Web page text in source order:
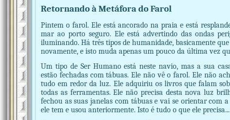
Retornando à Metáfora do Farol
Pintem o farol. Ele está ancorado na praia e está
mar ao porto seguro. Ele está advertindo das ondas
iluminando. Há três tipos de humanidade, basicamente
novamente, e isto muda apenas um pouco da última vez
Um tipo de Ser Humano está neste navio, mas a sua
estão fechadas com tábuas. Ele não vê o farol. Ele não
tudo em redor da luz. Ele adquiriu os livros que falam
todas as ferramentas. Ele não precisa desta nova luz
fechou as suas janelas com tábuas e vai se orientar com
ele tem e usou anteriormente. Isto é tudo o que ele